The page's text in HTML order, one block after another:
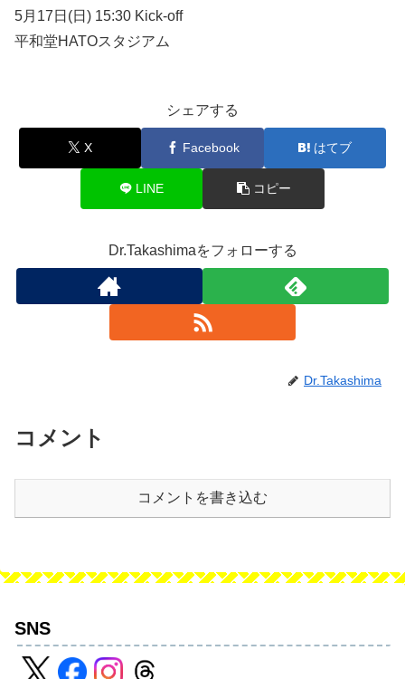
5月17日(日) 15:30 Kick-off
平和堂HATOスタジアム
シェアする
X Facebook はてブ
LINE コピー
Dr.Takashimaをフォローする
Dr.Takashima
コメント
コメントを書き込む
SNS